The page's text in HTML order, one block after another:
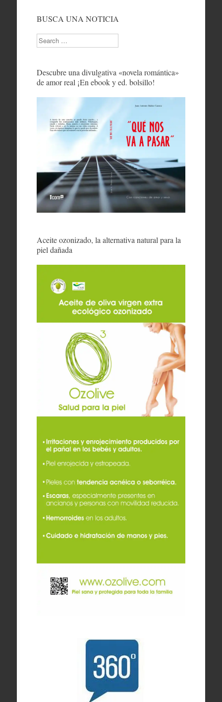
BUSCA UNA NOTICIA
Search
Descubre una divulgativa «novela romántica»
de amor real ¡En ebook y ed. bolsillo!
Aceite ozonizado, la alternativa natural para la
piel dañada